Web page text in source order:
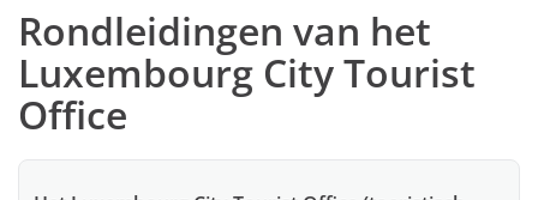
Rondleidingen van het
Luxembourg City Tourist
Office